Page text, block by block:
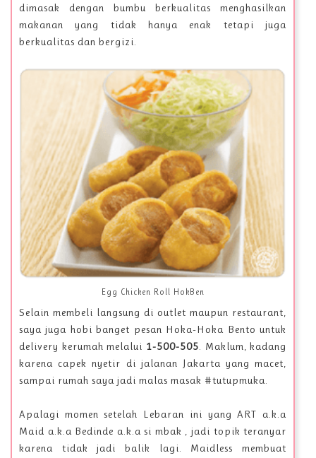
dimasak dengan bumbu berkualitas menghasilkan
makanan yang tidak hanya enak tetapi juga
berkualitas dan bergizi.
Egg Chicken Roll HokBen
Selain membeli langsung di outlet maupun restaurant,
saya juga hobi banget pesan Hoka-Hoka Bento untuk
delivery kerumah melalui 1-500-505. Maklum, kadang
karena capek nyetir di jalanan Jakarta yang macet,
sampai rumah saya jadi malas masak #tutupmuka.
Apalagi momen setelah Lebaran ini yang ART a.k.a
Maid a.k.a Bedinde a.k.a si mbak , jadi topik teranyar
karena tidak jadi balik lagi. Maidless membuat